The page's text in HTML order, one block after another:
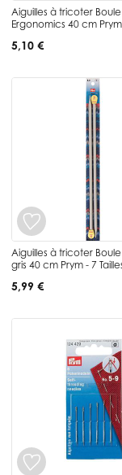
Aiguilles à tricoter Boule
Ergonomics 40 cm Prym
5,10 €
Aiguilles à tricoter
gris 40 cm Prym - 7
5,99 €